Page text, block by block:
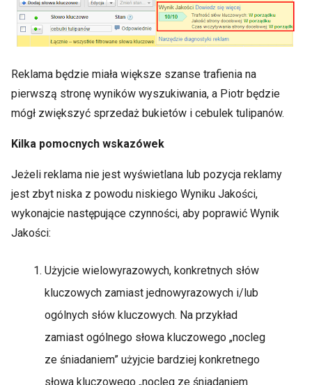
Reklama będzie miała większe szanse trafienia na
pierwszą stronę wyników wyszukiwania, a Piotr będzie
mógł zwiększyć sprzedaż bukietów i cebulek tulipanów.
Kilka pomocnych wskazówek
Jeżeli reklama nie jest wyświetlana lub pozycja reklamy
jest zbyt niska z powodu niskiego Wyniku Jakości,
wykonajcie następujące czynności, aby poprawić Wynik
Jakości:
Użyjcie wielowyrazowych, konkretnych słów
kluczowych zamiast jednowyrazowych i/lub
ogólnych słów kluczowych. Na przykład
zamiast ogólnego słowa kluczowego „nocleg
ze śniadaniem” użyjcie bardziej konkretnego
słowa kluczowego „nocleg ze śniadaniem